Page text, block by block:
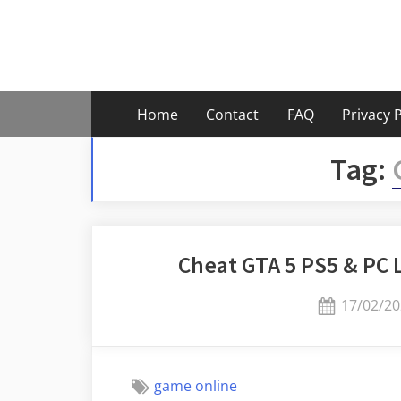
Home Contact FAQ Privacy
Tag:
Cheat GTA 5 PS5 &
Posted
17/02/
game online